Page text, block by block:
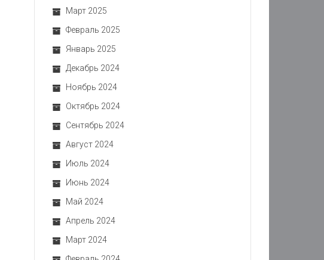
Март 2025
Февраль 2025
Январь 2025
Декабрь 2024
Ноябрь 2024
Октябрь 2024
Сентябрь 2024
Август 2024
Июль 2024
Июнь 2024
Май 2024
Апрель 2024
Март 2024